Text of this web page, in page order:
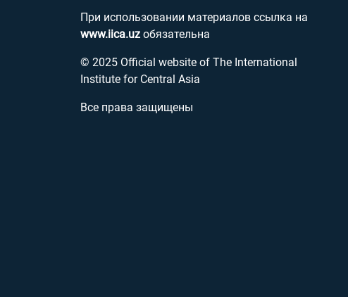
При использовании материалов ссылка на
www.iica.uz обязательна
© 2025 Official website of The International
Institute for Central Asia
Все права защищены